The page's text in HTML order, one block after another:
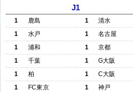
J1
1 鹿島 1
清水
1
水戸 1
名古屋
1
浦和 1
京都
1
千葉 1
G大阪
1
柏 1
C大阪
1
FC東京 1
神戸